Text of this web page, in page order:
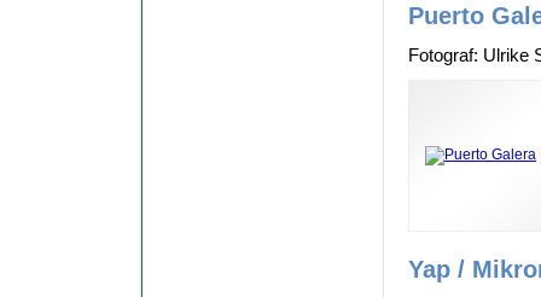
Puerto
Fotograf: Ulrike
Yap /